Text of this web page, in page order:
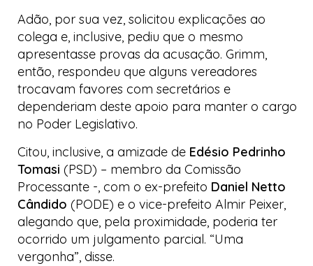
Adão, por sua vez, solicitou explicações ao
colega e, inclusive, pediu que o mesmo
apresentasse provas da acusação. Grimm,
então, respondeu que alguns vereadores
trocavam favores com secretários e
dependeriam deste apoio para manter o cargo
no Poder Legislativo.
Citou, inclusive, a amizade de Edésio Pedrinho
Tomasi (PSD) – membro da Comissão
Processante -, com o ex-prefeito Daniel Netto
Cândido (PODE) e o vice-prefeito Almir Peixer,
alegando que, pela proximidade, poderia ter
ocorrido um julgamento parcial. “Uma
vergonha”, disse.